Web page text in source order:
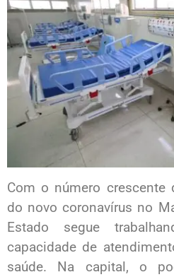
Com o número crescente
do novo coronavírus no
Estado segue
capacidade de
saúde. Na capital, o